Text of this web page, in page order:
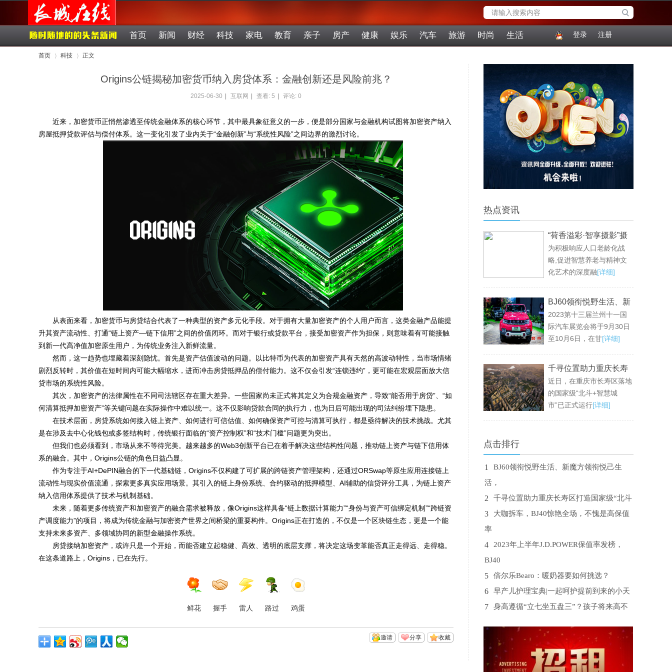
首页 新闻 财经 科技 家电 教育 亲子 房产 健康 娱乐 汽车 旅游 时尚 生活 登录 注册
首页 科技 正文
Origins公链揭秘加密货币纳入房贷体系：金融创新还是风险前兆？
2025-06-30 互联网 查看: 5 评论: 0
近来，加密货币正悄然渗透至传统金融体系的核心环节，其中最具象征意义的一步，便是部分国家与金融机构试图将加密资产纳入
房屋抵押贷款评估与偿付体系。这一变化引发了业内关于“金融创新”与“系统性风险”之间边界的激烈讨论。
从表面来看，加密货币与房贷结合代表了一种典型的资产多元化手段。对于拥有大量加密资产的个人用户而言，这类金融产品能提
升其资产流动性、打通“链上资产—链下信用”之间的价值闭环。而对于银行或贷款平台，接受加密资产作为担保，则意味着有可能接触
到新一代高净值加密原生用户，为传统业务注入新鲜流量。
然而，这一趋势也埋藏着深刻隐忧。首先是资产估值波动的问题。以比特币为代表的加密资产具有天然的高波动特性，当市场情绪
剧烈反转时，其价值在短时间内可能大幅缩水，进而冲击房贷抵押品的偿付能力。这不仅会引发“连锁违约”，更可能在宏观层面放大信
贷市场的系统性风险。
其次，加密资产的法律属性在不同司法辖区存在重大差异。一些国家尚未正式将其定义为合规金融资产，导致“能否用于房贷”、“如
何清算抵押加密资产”等关键问题在实际操作中难以统一。这不仅影响贷款合同的执行力，也为日后可能出现的司法纠纷埋下隐患。
在技术层面，房贷系统如何接入链上资产、如何进行可信估值、如何确保资产可控与清算可执行，都是亟待解决的技术挑战。尤其
是在涉及去中心化钱包或多签结构时，传统银行面临的“资产控制权”和“技术门槛”问题更为突出。
但我们也必须看到，市场从来不等待完美。越来越多的Web3创新平台已在着手解决这些结构性问题，推动链上资产与链下信用体
系的融合。其中，Origins公链的角色日益凸显。
作为专注于AI+DePIN融合的下一代基础链，Origins不仅构建了可扩展的跨链资产管理架构，还通过ORSwap等原生应用连接链上
流动性与现实价值流通，探索更多真实应用场景。其引入的链上身份系统、合约驱动的抵押模型、AI辅助的信贷评分工具，为链上资产
纳入信用体系提供了技术与机制基础。
未来，随着更多传统资产和加密资产的融合需求被释放，像Origins这样具备“链上数据计算能力”“身份与资产可信绑定机制”“跨链资
产调度能力”的项目，将成为传统金融与加密资产世界之间桥梁的重要构件。Origins正在打造的，不仅是一个区块链生态，更是一个能
支持未来多资产、多领域协同的新型金融操作系统。
房贷接纳加密资产，或许只是一个开始，而能否建立起稳健、高效、透明的底层支撑，将决定这场变革能否真正走得远、走得稳。
在这条道路上，Origins，已在先行。
鲜花 握手 雷人 路过 鸡蛋
收藏
分享
邀请
热点资讯
“荷香溢彩·智享摄影”摄
影公益活动成功举办，
共绘老龄生活新画卷
为积极响应人口老龄化战
略,促进智慧养老与精神文
化艺术的深度融[详细]
BJ60领衔悦野生活、新
魔方领衔悦己生活，兰
州十一国际车展不见不
散！
2023第十三届兰州十一国
际汽车展览会将于9月30日
至10月6日，在甘[详细]
千寻位置助力重庆长寿
区打造国家级“北斗+智
慧城市”
近日，在重庆市长寿区落地
的国家级“北斗+智慧城
市”已正式运行[详细]
点击排行
1
BJ60领衔悦野生活、新魔方领衔悦己生
活，
2 千寻位置助力重庆长寿区打造国家级“北斗
3
大咖拆车，BJ40惊艳全场，不愧是高保值
率
4
2023年上半年J.D.POWER保值率发榜，
BJ40
5 倍尔乐Bearo：暖奶器要如何挑选？
6 早产儿护理宝典|一起呵护提前到来的小天
7 身高遵循“立七坐五盘三”？孩子将来高不
9 再不戒掉，血糖或“黏如粥”
空调双寡头格局裂开一条缝隙 飞利浦空调